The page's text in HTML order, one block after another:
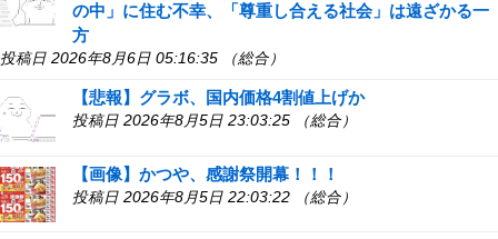
の中」に住む不幸、「尊重し合える社会」は遠ざかる一
方
投稿日 2026年8月6日 05:16:35 （総合）
【悲報】グラボ、国内価格4割値上げか
投稿日 2026年8月5日 23:03:25 （総合）
【画像】かつや、感謝祭開幕！！！
投稿日 2026年8月5日 22:03:22 （総合）